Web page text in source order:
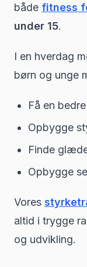
både fitness
under 15.
I en hverdag
børn og unge
Få en
Opbygge
Finde
Opbygge
Vores
altid i trygge
og udvikling.